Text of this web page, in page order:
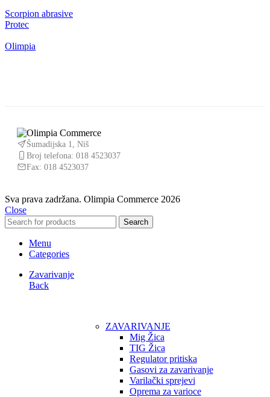
Scorpion abrasive
Protec
Olimpia
Šumadijska 1, Niš
Broj telefona: 018 4523037
Fax: 018 4523037
Sva prava zadržana. Olimpia Commerce 2026
Close
Search
Menu
Categories
Zavarivanje
Back
ZAVARIVANJE
Mig Žica
TIG Žica
Regulator pritiska
Gasovi za zavarivanje
Varilački sprejevi
Oprema za varioce